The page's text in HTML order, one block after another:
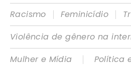
Racismo
| Feminicídio |
Violência de gênero na
Mulher e Mídia
|
Política